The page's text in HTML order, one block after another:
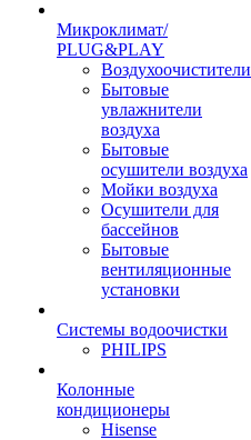
Микроклимат/
PLUG&PLAY
Воздухоочистители
Бытовые
увлажнители
воздуха
Бытовые
осушители воздуха
Мойки воздуха
Осушители для
бассейнов
Бытовые
вентиляционные
установки
Системы водоочистки
PHILIPS
Колонные
кондиционеры
Hisense